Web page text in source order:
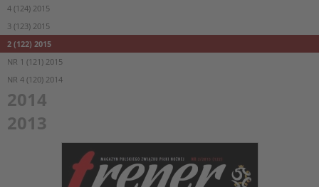
4 (124) 2015
3 (123) 2015
2 (122) 2015
NR 1 (121) 2015
NR 4 (120) 2014
2014
2013